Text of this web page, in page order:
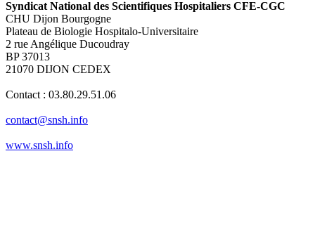
Syndicat National des Scientifiques Hospitaliers CFE-CGC
CHU Dijon Bourgogne
Plateau de Biologie Hospitalo-Universitaire
2 rue Angélique Ducoudray
BP 37013
21070 DIJON CEDEX
Contact : 03.80.29.51.06
contact@snsh.info
www.snsh.info